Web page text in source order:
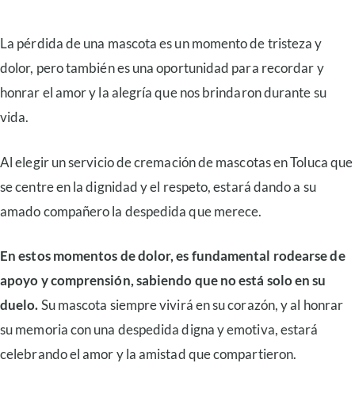
La pérdida de una mascota es un momento de tristeza y
dolor, pero también es una oportunidad para recordar y
honrar el amor y la alegría que nos brindaron durante su
vida.
Al elegir un servicio de cremación de mascotas en Toluca que
se centre en la dignidad y el respeto, estará dando a su
amado compañero la despedida que merece.
En estos momentos de dolor, es fundamental rodearse de
apoyo y comprensión, sabiendo que no está solo en su
duelo.Su mascota siempre vivirá en su corazón, y al honrar
su memoria con una despedida digna y emotiva, estará
celebrando el amor y la amistad que compartieron.